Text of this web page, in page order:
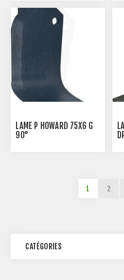
LAME P HOWARD 75X6 G
90°
1 2
CATÉGORIES